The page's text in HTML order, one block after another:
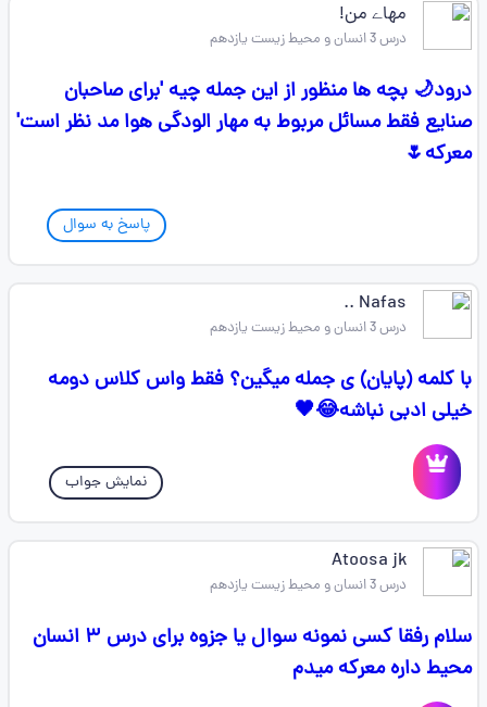
مهاے من!
درس 3 انسان و محیط زیست یازدهم
درود🌙 بچه ها منظور از این جمله چیه 'برای صاحبان
صنایع فقط مسائل مربوط به مهار الودگی هوا مد نظر است'
معرکه🌷
پاسخ به سوال
Nafas ..
درس 3 انسان و محیط زیست یازدهم
با کلمه (پایان) ی جمله میگین؟ فقط واس کلاس دومه
خیلی ادبی نباشه😂🖤
نمایش جواب
Atoosa jk
درس 3 انسان و محیط زیست یازدهم
سلام رفقا کسی نمونه سوال یا جزوه برای درس ۳ انسان
محیط داره معرکه میدم